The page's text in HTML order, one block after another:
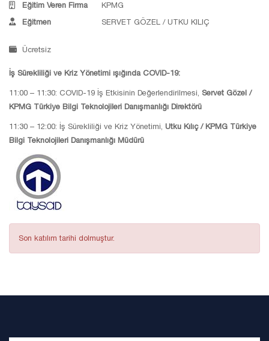
Eğitim Veren Firma
KPMG
Eğitmen
SERVET GÖZEL / UTKU KILIÇ
Ücretsiz
İş Sürekliliği ve Kriz Yönetimi ışığında COVID-19:
11:00 – 11:30: COVID-19 İş Etkisinin Değerlendirilmesi, Servet Gözel /
KPMG Türkiye Bilgi Teknolojileri Danışmanlığı Direktörü
11:30 – 12:00: İş Sürekliliği ve Kriz Yönetimi, Utku Kılıç / KPMG Türkiye
Bilgi Teknolojileri Danışmanlığı Müdürü
Son katılım tarihi dolmuştur.